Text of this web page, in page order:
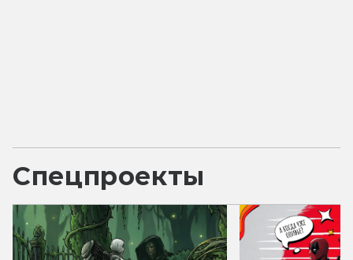
Спецпроекты